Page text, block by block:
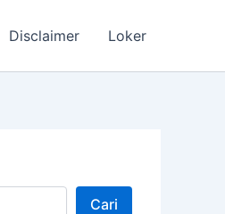
Disclaimer Loker
Cari